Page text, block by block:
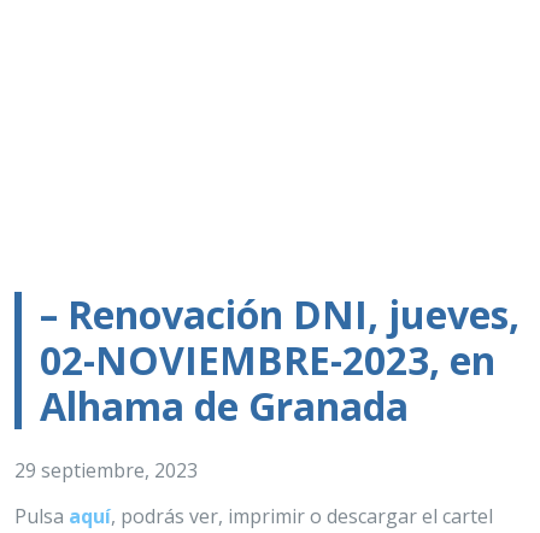
– Renovación DNI, jueves,
02-NOVIEMBRE-2023, en
Alhama de Granada
29 septiembre, 2023
Pulsa aquí, podrás ver, imprimir o descargar el cartel